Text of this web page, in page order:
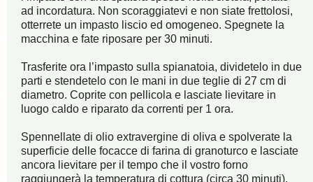
ad incordatura. Non scoraggiatevi e non siate frettolosi,
otterrete un impasto liscio ed omogeneo. Spegnete la
macchina e fate riposare per 30 minuti.
Trasferite ora l’impasto sulla spianatoia, dividetelo in due
parti e stendetelo con le mani in due teglie di 27 cm di
diametro. Coprite con pellicola e lasciate lievitare in
luogo caldo e riparato da correnti per 1 ora.
Spennellate di olio extravergine di oliva e spolverate la
superficie delle focacce di farina di granoturco e lasciate
ancora lievitare per il tempo che il vostro forno
raggiungerà la temperatura di cottura (circa 30 minuti).